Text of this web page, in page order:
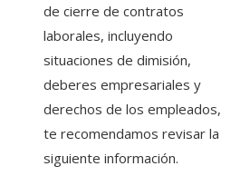
de cierre de contratos
laborales, incluyendo
situaciones de dimisión,
deberes empresariales y
derechos de los empleados,
te recomendamos revisar la
siguiente información.